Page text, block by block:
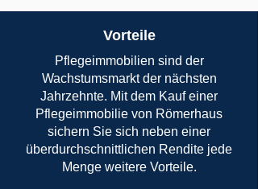
Vorteile
Pflegeimmobilien sind der
Wachstumsmarkt der nächsten
Jahrzehnte. Mit dem Kauf einer
Pflegeimmobilie von Römerhaus
sichern Sie sich neben einer
überdurchschnittlichen Rendite jede
Menge weitere Vorteile.